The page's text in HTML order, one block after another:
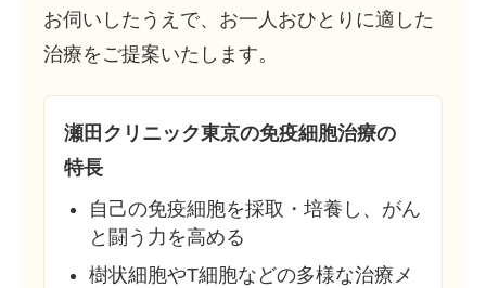
お伺いしたうえで、お一人おひとりに適した
治療をご提案いたします。
瀬田クリニック東京の免疫細胞治療の
特長
自己の免疫細胞を採取・培養し、がん
と闘う力を高める
樹状細胞やT細胞などの多様な治療メ